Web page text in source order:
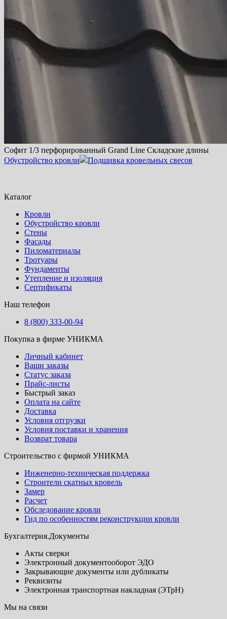
Софит 1/3 перфорированный Grand Line Складские длины
Обустройство кровли
Подшивка кровельных свесов
Каталог
Кровли
Обустройство кровли
Стены
Фасады
Пиломатериалы
Тротуары
Фундаменты
Утепление и изоляция
Сертификаты
Наш телефон
8 (800) 333-00-94
Покупка в фирме УНИКМА
Личный кабинет
Ваши заказы
Статус заказа
Прайс-листы
Быстрый заказ
Оплата на сайте
Доставка
Условия отгрузки
Условия поставки и хранения
Возврат товара
Строительство с фирмой УНИКМА
Инженерно-техническая поддержка
Строители скатных кровель
Замер
Расчет
Обследование кровли
Гид по особенностям реконструкции кровли
Бухгалтерия.Документы
Акты сверки
Электронный документооборот ЭДО
Закрывающие документы или дубликаты
Реквизиты
Электронная транспортная накладная (ЭТрН)
Мы на связи